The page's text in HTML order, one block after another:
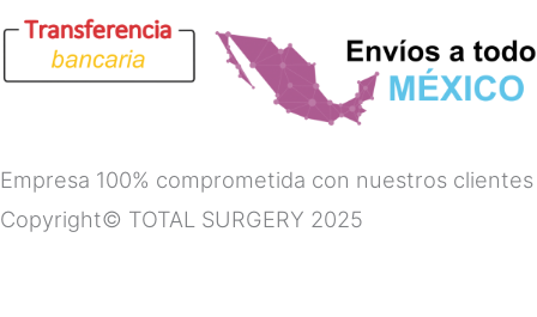
Empresa 100% comprometida con nuestros clientes
Copyright© TOTAL SURGERY 2025